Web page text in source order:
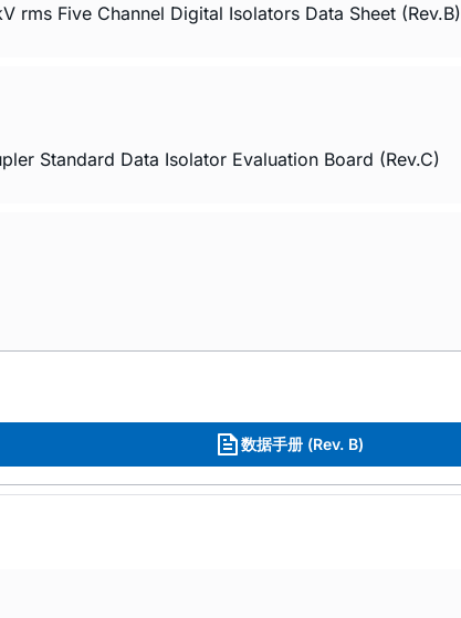
rms Five Channel Digital Isolators Data Sheet (Rev.B)
Standard Data Isolator Evaluation Board (Rev.C)
数据手册 (Rev. B)